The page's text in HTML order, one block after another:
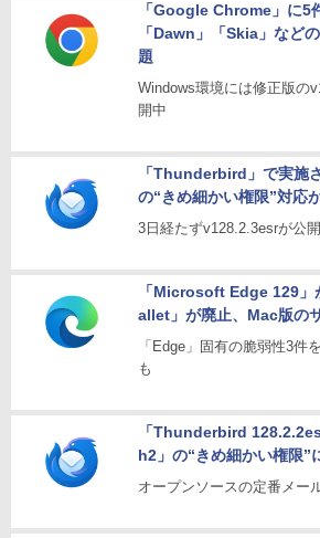
「Google Chrome」に5
「Dawn」「Skia」など
題
Windows環境には修正版の
開中
「Thunderbird」で実施
の“きめ細かい権限”対応
3日経たずv128.2.3esrが公開
「Microsoft Edge 129
allet」が廃止、Mac版の
「Edge」固有の脆弱性3件
も
「Thunderbird
h2」の“きめ細かい権限”
オープンソースの定番メー